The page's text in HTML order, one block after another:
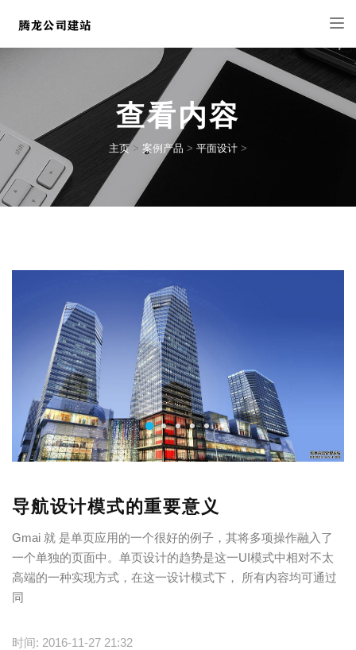
查看内容
主页> 案例产品 > 平面设计 >
导航设计模式的重要意义
Gmai 就 是单页应用的一个很好的例子，其将多项操作融入了
一个单独的页面中。单页设计的趋势是这一UI模式中相对不太
高端的一种实现方式，在这一设计模式下， 所有内容均可通过
同
时间: 2016-11-27 21:32